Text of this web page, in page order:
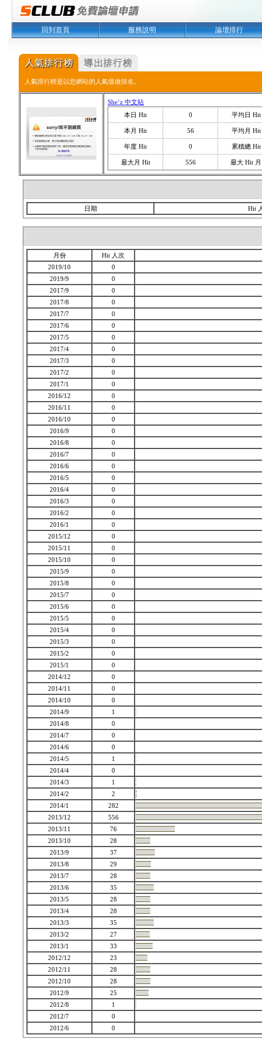
回到首頁 服務說明 論壇排行
人氣排行榜是以您網站的人氣值做排名。
She‘z 中文站
本日 Hit
0 平均日 Hit
本月 Hit 56 平均月 Hit
年度 Hit 0 累積總 Hit
最大月 Hit 556 最大 Hit 月
日期 Hit
月份
Hit 人次
2019/10
0
2019/9
0
2017/9
0
2017/8
0
2017/7
0
2017/6
0
2017/5
0
2017/4
0
2017/3
0
2017/2
0
2017/1
0
2016/12
0
2016/11
0
2016/10
0
2016/9
0
2016/8
0
2016/7
0
2016/6
0
2016/5
0
2016/4
0
2016/3
0
2016/2
0
2016/1
0
2015/12
0
2015/11
0
2015/10
0
2015/9
0
2015/8
0
2015/7
0
2015/6
0
2015/5
0
2015/4
0
2015/3
0
2015/2
0
2015/1
0
2014/12
0
2014/11
0
2014/10
0
2014/9
1
2014/8
0
2014/7
0
2014/6
0
2014/5
1
2014/4
0
2014/3
1
2014/2
2
2014/1
282
2013/12
556
2013/11
76
2013/10
28
2013/9
37
2013/8
29
2013/7
28
2013/6
35
2013/5
28
2013/4
28
2013/3
35
2013/2
27
2013/1
33
2012/12
23
2012/11
28
2012/10
28
2012/9
25
2012/8
1
2012/7
0
2012/6
0